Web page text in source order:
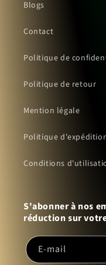
Blogs
Contact
Politique de
Politique de retour
Mention légale
Politique
Conditions
S'abonner à nos
réduction sur
E-mail